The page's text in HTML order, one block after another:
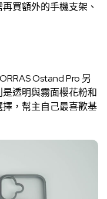
買額外的手機支架、
Ostand Pro 另
透明與霧面櫻花粉和
，幫主自己最喜歡基